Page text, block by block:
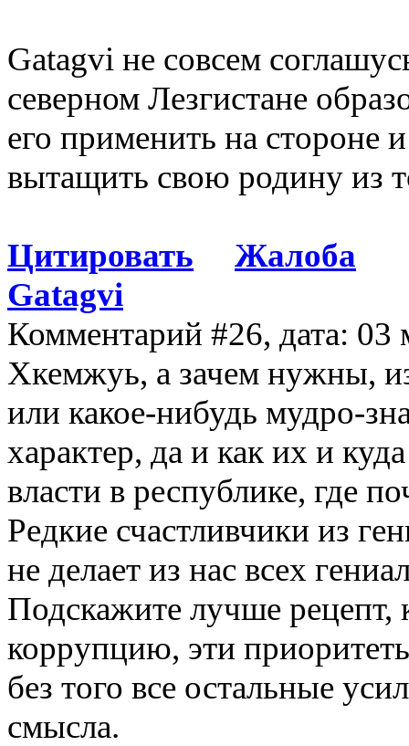
Gatagvi не совсем
северном Лезгистане
его применить на стороне
вытащить свою родину из
Цитировать
Жалоба
Gatagvi
Комментарий #26, дата: 03
Хкемжуь, а зачем нужны,
или какое-нибудь мудро-
характер, да и как их и
власти в республике, где
Редкие счастливчики из
не делает из нас всех
Подскажите лучше
коррупцию, эти
без того все остальные
смысла.